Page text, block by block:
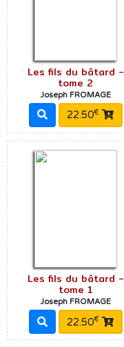
Les fils du bâtard -
tome 2
Joseph FROMAGE
22.50€
Les fils du bâtard -
tome 1
Joseph FROMAGE
22.50€